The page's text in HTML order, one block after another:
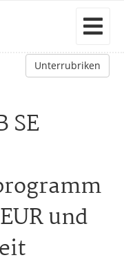
Unterrubriken
SE
und